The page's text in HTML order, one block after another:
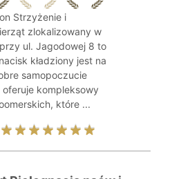
Strzyżenie i
zlokalizowany w
ul. Jagodowej 8 to
kładziony jest na
samopoczucie
kompleksowy
które ...